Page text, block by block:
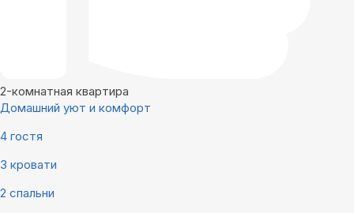
2-комнатная квартира
Домашний уют и комфорт
4 гостя
3 кровати
2 спальни